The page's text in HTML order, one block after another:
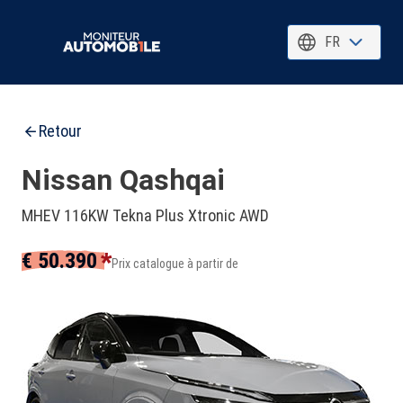
FR
Retour
Nissan Qashqai
MHEV 116KW Tekna Plus Xtronic AWD
€ 50.390*Prix catalogue à partir de